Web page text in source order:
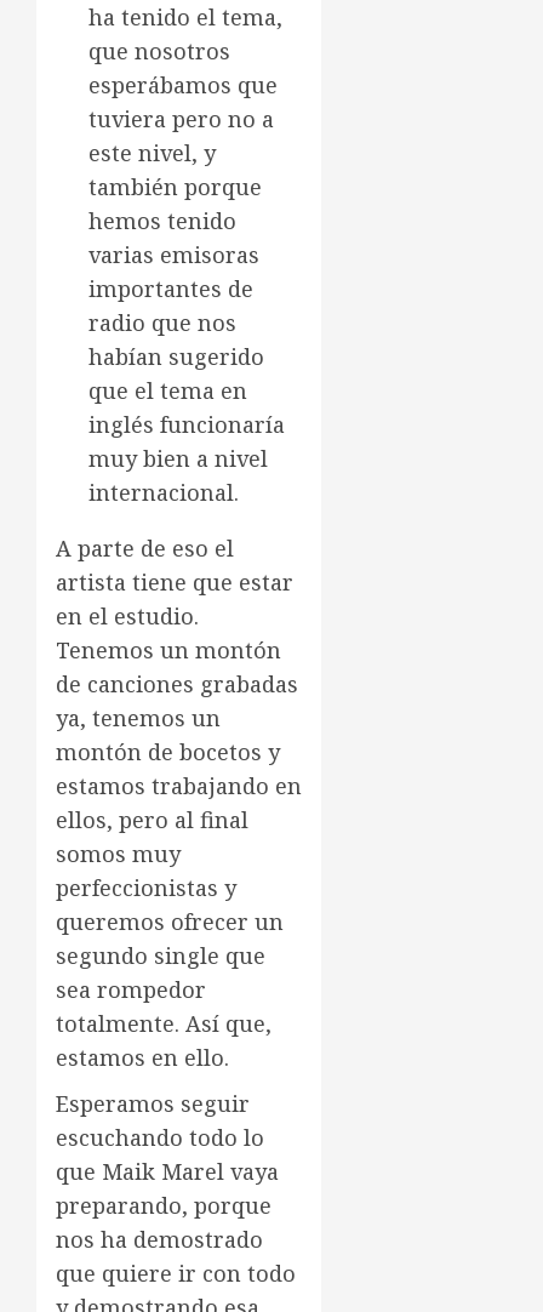
ha tenido el tema,
que nosotros
esperábamos que
tuviera pero no a
este nivel, y
también porque
hemos tenido
varias emisoras
importantes de
radio que nos
habían sugerido
que el tema en
inglés funcionaría
muy bien a nivel
internacional.
A parte de eso el
artista tiene que estar
en el estudio.
Tenemos un montón
de canciones grabadas
ya, tenemos un
montón de bocetos y
estamos trabajando en
ellos, pero al final
somos muy
perfeccionistas y
queremos ofrecer un
segundo single que
sea rompedor
totalmente. Así que,
estamos en ello.
Esperamos seguir
escuchando todo lo
que Maik Marel vaya
preparando, porque
nos ha demostrado
que quiere ir con todo